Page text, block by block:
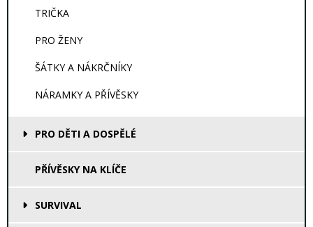
TRIČKA
PRO ŽENY
ŠÁTKY A NÁKRČNÍKY
NÁRAMKY A PŘÍVĚSKY
PRO DĚTI A DOSPĚLÉ
PŘÍVĚSKY NA KLÍČE
SURVIVAL